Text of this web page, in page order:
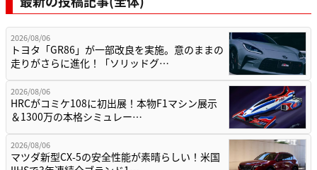
2026/08/06
トヨタ「GR86」が一部改良を実施。意のままの
走りがさらに進化！「ソリッドグ…
2026/08/06
HRCがコミケ108に初出展！本物F1マシン展示
＆1300万の本格シミュレー…
2026/08/06
マツダ新型CX-5の安全性能が素晴らしい！米国